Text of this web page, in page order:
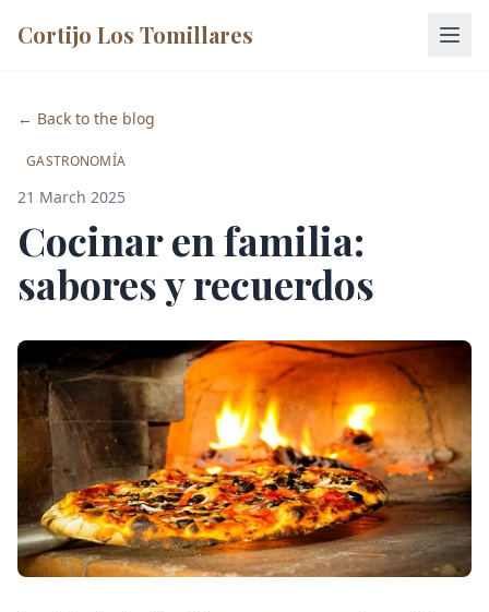
Cortijo Los Tomillares
← Back to the blog
GASTRONOMÍA
21 March 2025
Cocinar en familia:
sabores y recuerdos